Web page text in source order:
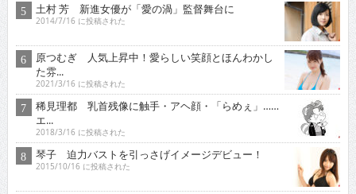
土村 芳 新進女優が「愛の渦」監督舞台に
2014/7/16 に投稿された
原つむぎ 人気上昇中！愛らしい笑顔とほんわかし
た雰...
2021/3/16 に投稿された
稀見理都 乳首残像に触手・アヘ顔・「らめぇ」……
エ...
2018/3/16 に投稿された
琴子 迫力バストを引っさげイメージデビュー！
2015/10/16 に投稿された